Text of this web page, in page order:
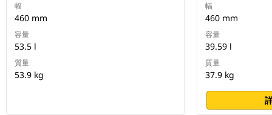
幅
460 mm
容量
53.5 l
質量
53.9 kg
幅
460 mm
容量
39.59 l
質量
37.9 kg